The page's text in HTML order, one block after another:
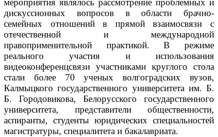
мероприятия являлось рассмотрение проблемных и
дискуссионных вопросов в области брачно-
семейных отношений в прямой взаимосвязи с
отечественной и международной
правоприменительной практикой. В режиме
реального участия и использования
видеоконференцсвязи участниками круглого стола
стали более 70 ученых волгоградских вузов,
Калмыцкого государственного университета им. Б.
Б. Городовикова, Белорусского государственного
университета, представители общественности,
аспиранты, студенты юридических специальностей
магистратуры, специалитета и бакалавриата.